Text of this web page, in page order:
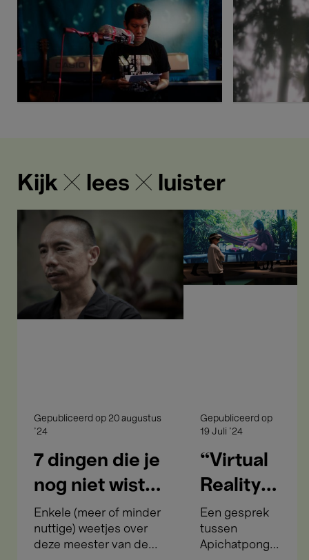
Kijk ✕ lees ✕ luister
dingen
Apichatpong
Gepubliceerd op 20 augustus
'24
7 dingen die je
nog niet wist
over
Apichatpong
Enkele (meer of minder
nuttige) weetjes over
deze meester van de
“Virtual
Reality
gaat
over
vrijheid”
Gepubliceerd op
19 Juli '24
“Virtual
Reality
gaat
over
Een gesprek
tussen
Apichatpong